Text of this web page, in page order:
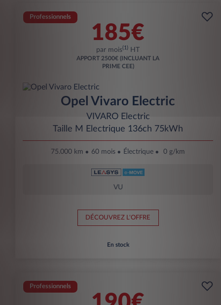
Professionnels
185€
par mois(1) HT
APPORT 2500€ (INCLUANT LA
PRIME CEE)
Opel Vivaro Electric
VIVARO Electric
Taille M Electrique 136ch 75kWh
75.000 km 60 mois Électrique 0 g/km
VU
DÉCOUVREZ L'OFFRE
En stock
Professionnels